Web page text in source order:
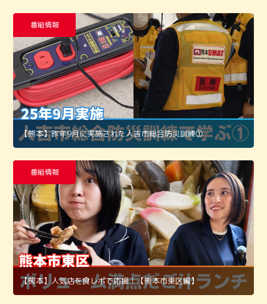
番組情報
【熊本】昨年9月に実施された人吉市総合防災訓練①
番組情報
【熊本】人気店を食レポで応援！【熊本市東区編】